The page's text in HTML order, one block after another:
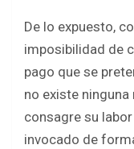
De lo expuesto,
imposibilidad de
pago que se
no existe
consagre su
invocado de